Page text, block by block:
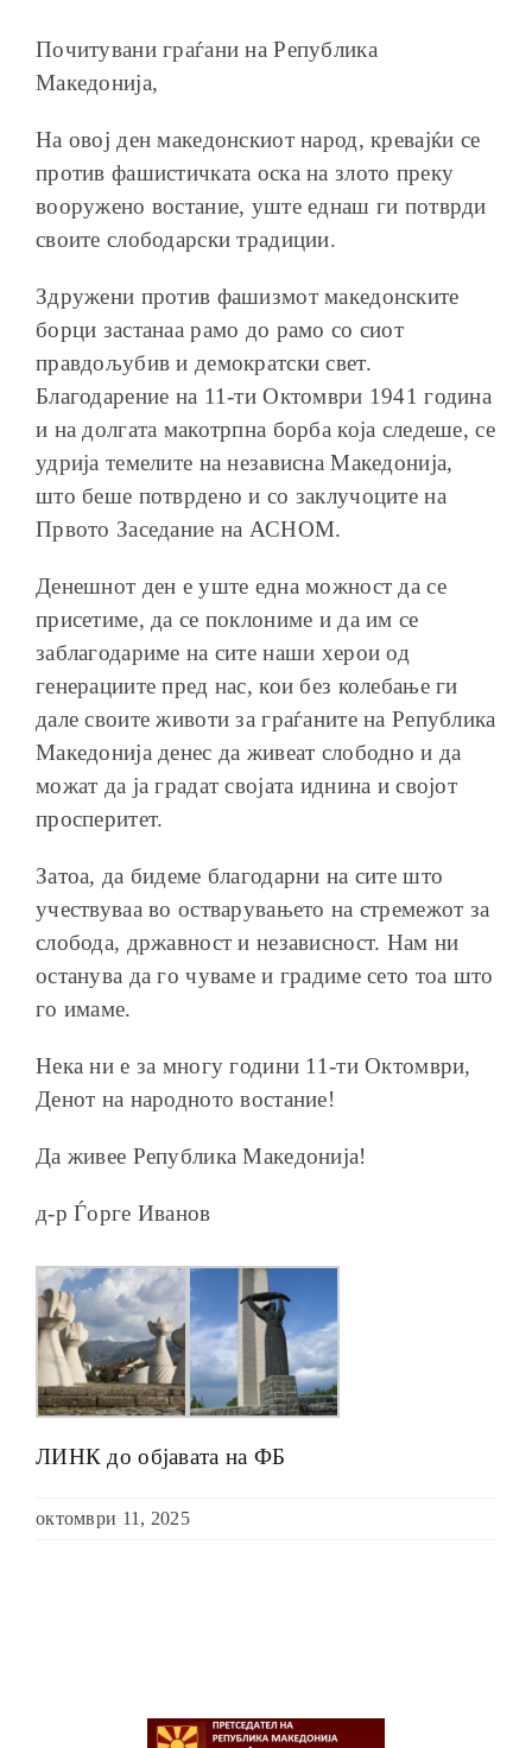
ПРМ 2009-2019
Почитувани граѓани на Република
Македонија,
На овој ден македонскиот народ, кревајќи се
против фашистичката оска на злото преку
вооружено востание, уште еднаш ги потврди
своите слободарски традиции.
Здружени против фашизмот македонските
борци застанаа рамо до рамо со сиот
правдољубив и демократски свет.
Благодарение на 11-ти Октомври 1941 година
и на долгата макотрпна борба која следеше, се
удрија темелите на независна Македонија,
што беше потврдено и со заклучоците на
Првото Заседание на АСНОМ.
Денешнот ден е уште една можност да се
присетиме, да се поклониме и да им се
заблагодариме на сите наши херои од
генерациите пред нас, кои без колебање ги
дале своите животи за граѓаните на Република
Македонија денес да живеат слободно и да
можат да ја градат својата иднина и својот
просперитет.
Затоа, да бидеме благодарни на сите што
учествуваа во остварувањето на стремежот за
слобода, државност и независност. Нам ни
останува да го чуваме и градиме сето тоа што
го имаме.
Нека ни е за многу години 11-ти Октомври,
Денот на народното востание!
Да живее Република Македонија!
д-р Ѓорге Иванов
ЛИНК до објавата на ФБ
октомври 11, 2025